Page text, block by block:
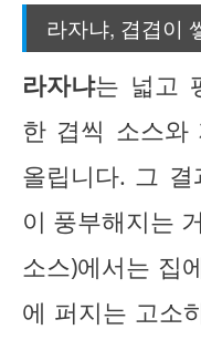
라자냐, 겹겹이
라자냐는 넓고
한 겹씩 소스와
올립니다. 그
이 풍부해지는
소스)에서는 집
에 퍼지는 고소